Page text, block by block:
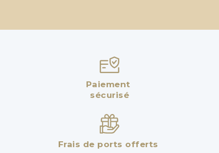
Paiement
sécurisé
Frais de ports offerts